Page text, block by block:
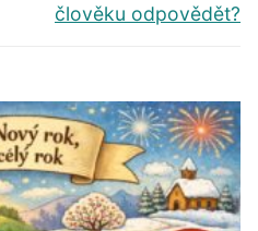
člověku odpovědět?